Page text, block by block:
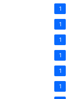
1
1
1
1
1
1